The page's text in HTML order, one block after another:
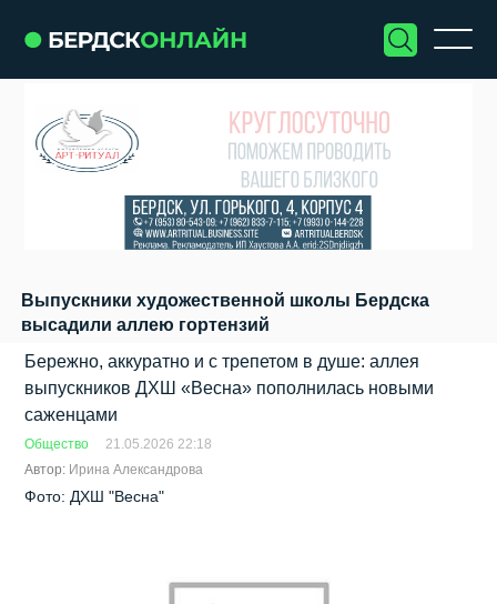
Выпускники художественной школы Бердска
высадили аллею гортензий
Бережно, аккуратно и с трепетом в душе: аллея
выпускников ДХШ «Весна» пополнилась новыми
саженцами
Общество
21.05.2026 22:18
Автор: Ирина Александрова
Фото: ДХШ "Весна"